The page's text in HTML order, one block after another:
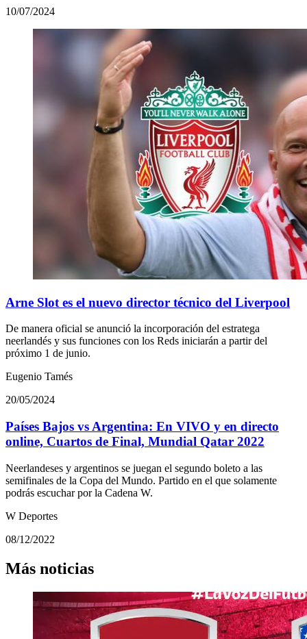
10/07/2024
Arne Slot es el nuevo director técnico del Liverpool
De manera oficial se anunció la incorporación del estratega
neerlandés y sus funciones con los Reds iniciarán a partir del
próximo 1 de junio.
Eugenio Tamés
20/05/2024
Países Bajos vs Argentina: En VIVO y en directo
online, Cuartos de Final, Mundial Qatar 2022
Neerlandeses y argentinos se juegan el segundo boleto a las
semifinales de la Copa del Mundo. Partido en el que solamente
podrás escuchar por la Cadena W.
W Deportes
08/12/2022
Más noticias